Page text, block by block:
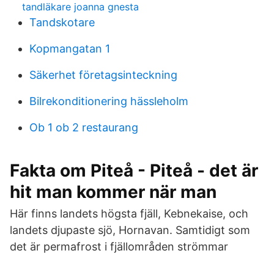
tandläkare joanna gnesta
Tandskotare
Kopmangatan 1
Säkerhet företagsinteckning
Bilrekonditionering hässleholm
Ob 1 ob 2 restaurang
Fakta om Piteå - Piteå - det är
hit man kommer när man
Här finns landets högsta fjäll, Kebnekaise, och
landets djupaste sjö, Hornavan. Samtidigt som
det är permafrost i fjällområden strömmar